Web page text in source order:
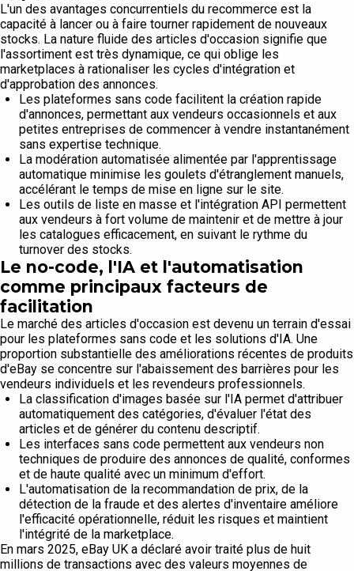
L'un des avantages concurrentiels du recommerce est la
capacité à lancer ou à faire tourner rapidement de nouveaux
stocks. La nature fluide des articles d'occasion signifie que
l'assortiment est très dynamique, ce qui oblige les
marketplaces à rationaliser les cycles d'intégration et
d'approbation des annonces.
Les plateformes sans code facilitent la création rapide
d'annonces, permettant aux vendeurs occasionnels et aux
petites entreprises de commencer à vendre instantanément
sans expertise technique.
La modération automatisée alimentée par l'apprentissage
automatique minimise les goulets d'étranglement manuels,
accélérant le temps de mise en ligne sur le site.
Les outils de liste en masse et l'intégration API permettent
aux vendeurs à fort volume de maintenir et de mettre à jour
les catalogues efficacement, en suivant le rythme du
turnover des stocks.
Le no-code, l'IA et l'automatisation
comme principaux facteurs de
facilitation
Le marché des articles d'occasion est devenu un terrain d'essai
pour les plateformes sans code et les solutions d'IA. Une
proportion substantielle des améliorations récentes de produits
d'eBay se concentre sur l'abaissement des barrières pour les
vendeurs individuels et les revendeurs professionnels.
La classification d'images basée sur l'IA permet d'attribuer
automatiquement des catégories, d'évaluer l'état des
articles et de générer du contenu descriptif.
Les interfaces sans code permettent aux vendeurs non
techniques de produire des annonces de qualité, conformes
et de haute qualité avec un minimum d'effort.
L'automatisation de la recommandation de prix, de la
détection de la fraude et des alertes d'inventaire améliore
l'efficacité opérationnelle, réduit les risques et maintient
l'intégrité de la marketplace.
En mars 2025, eBay UK a déclaré avoir traité plus de huit
millions de transactions avec des valeurs moyennes de